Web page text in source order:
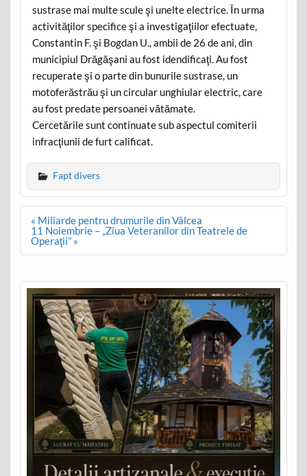
sustrase mai multe scule şi unelte electrice. În urma
activităţilor specifice şi a investigaţiilor efectuate,
Constantin F. şi Bogdan U., ambii de 26 de ani, din
municipiul Drăgăşani au fost idendificaţi. Au fost
recuperate şi o parte din bunurile sustrase, un
motoferăstrău şi un circular unghiular electric, care
au fost predate persoanei vătămate.
Cercetările sunt continuate sub aspectul comiterii
infracţiunii de furt calificat.
Fapt divers
Post
navigation
« Miliarde pentru drumurile din Vâlcea
11 Noiembrie – „Ziua Veteranilor din Teatrele de
Operaţii” »